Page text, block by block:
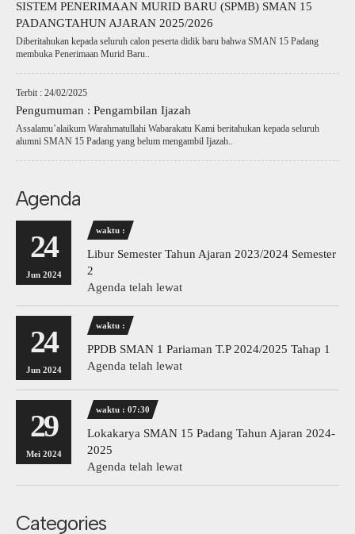
SISTEM PENERIMAAN MURID BARU (SPMB) SMAN 15
PADANGTAHUN AJARAN 2025/2026
Diberitahukan kepada seluruh calon peserta didik baru bahwa SMAN 15 Padang
membuka Penerimaan Murid Baru..
Terbit : 24/02/2025
Pengumuman : Pengambilan Ijazah
Assalamu’alaikum Warahmatullahi Wabarakatu Kami beritahukan kepada seluruh
alumni SMAN 15 Padang yang belum mengambil Ijazah..
Agenda
24
Jun 2024
waktu :
Libur Semester Tahun Ajaran 2023/2024 Semester
2
Agenda telah lewat
24
Jun 2024
waktu :
PPDB SMAN 1 Pariaman T.P 2024/2025 Tahap 1
Agenda telah lewat
29
Mei 2024
waktu : 07:30
Lokakarya SMAN 15 Padang Tahun Ajaran 2024-
2025
Agenda telah lewat
Categories